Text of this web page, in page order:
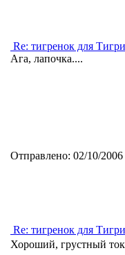
Re: тигренок для
Ага, лапочка....
Отправлено: 02/10/
Re: тигренок для
Хороший, грустный